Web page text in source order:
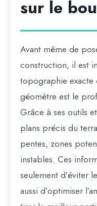
sur le
Avant même de
construction, il est
topographie exacte
géomètre est le
Grâce à ses outils
plans précis du
pentes, zones
instables. Ces
seulement d’éviter
aussi d’optimiser